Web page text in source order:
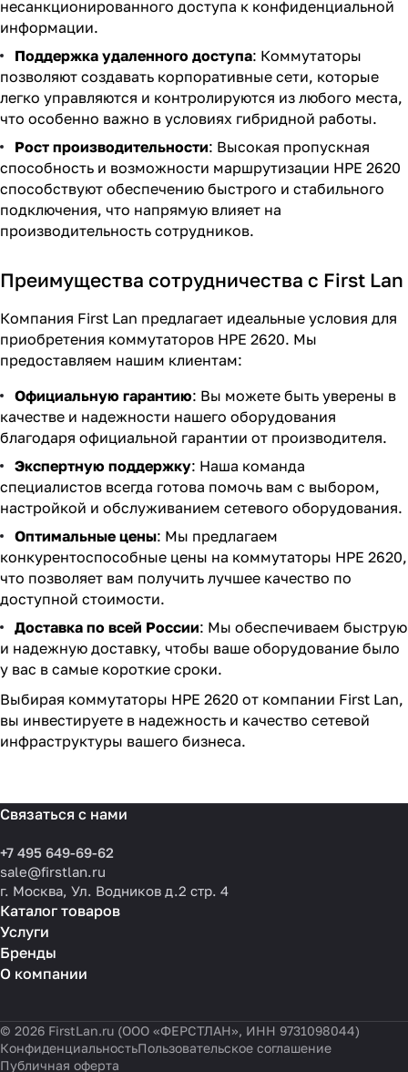
несанкционированного доступа к конфиденциальной
информации.
Поддержка удаленного доступа: Коммутаторы
позволяют создавать корпоративные сети, которые
легко управляются и контролируются из любого места,
что особенно важно в условиях гибридной работы.
Рост производительности: Высокая пропускная
способность и возможности маршрутизации HPE 2620
способствуют обеспечению быстрого и стабильного
подключения, что напрямую влияет на
производительность сотрудников.
Преимущества сотрудничества с First Lan
Компания First Lan предлагает идеальные условия для
приобретения коммутаторов HPE 2620. Мы
предоставляем нашим клиентам:
Официальную гарантию: Вы можете быть уверены в
качестве и надежности нашего оборудования
благодаря официальной гарантии от производителя.
Экспертную поддержку: Наша команда
специалистов всегда готова помочь вам с выбором,
настройкой и обслуживанием сетевого оборудования.
Оптимальные цены: Мы предлагаем
конкурентоспособные цены на коммутаторы HPE 2620,
что позволяет вам получить лучшее качество по
доступной стоимости.
Доставка по всей России: Мы обеспечиваем быструю
и надежную доставку, чтобы ваше оборудование было
у вас в самые короткие сроки.
Выбирая коммутаторы HPE 2620 от компании First Lan,
вы инвестируете в надежность и качество сетевой
инфраструктуры вашего бизнеса.
Связаться с нами
+7 495 649-69-62
sale@firstlan.ru
г. Москва, Ул. Водников д.2 стр. 4
Каталог товаров
Услуги
Бренды
О компании
© 2026 FirstLan.ru (ООО «ФЕРСТЛАН», ИНН 9731098044)
КонфиденциальностьПользовательское соглашение
Публичная оферта